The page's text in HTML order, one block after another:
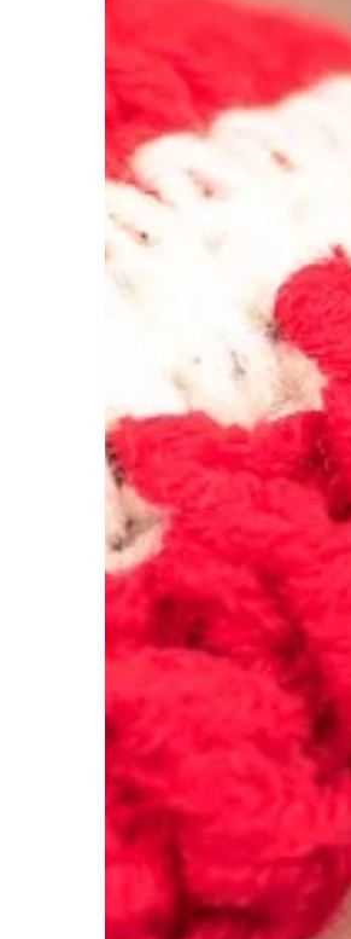
się